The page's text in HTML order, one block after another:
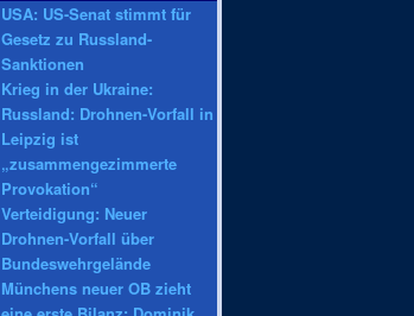
USA: US-Senat stimmt für
Gesetz zu Russland-
Sanktionen
Krieg in der Ukraine:
Russland: Drohnen-Vorfall in
Leipzig ist
„zusammengezimmerte
Provokation“
Verteidigung: Neuer
Drohnen-Vorfall über
Bundeswehrgelände
Münchens neuer OB zieht